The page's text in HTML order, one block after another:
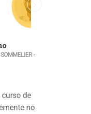
-
curso de
no